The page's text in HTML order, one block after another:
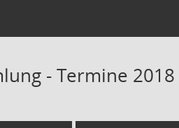
- Termine 2018